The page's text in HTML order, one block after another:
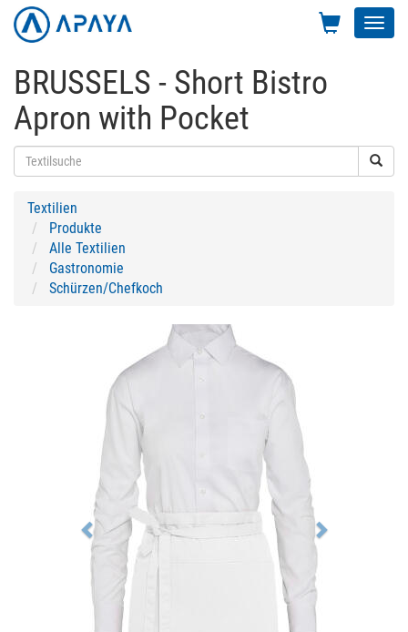
BRUSSELS - Short Bistro
Apron with Pocket
Textilien
Produkte
Alle Textilien
Gastronomie
Schürzen/Chefkoch